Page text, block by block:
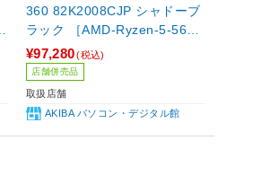
360 82K2008CJP シャドーブ
ラック ［AMD-Ryzen-5-5600
H (3.3GHz)/16GB/SSD512G
B/GeForce RTX 3050 Lapto
p/15.6インチ/Windows11 Ho
me(UP済)］
¥97,280(税込)
店舗併売品
取扱店舗
AKIBA パソコン・デジタル館